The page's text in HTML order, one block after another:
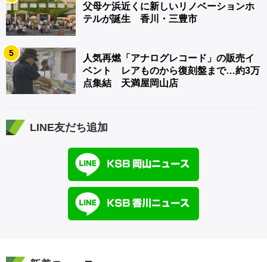
父母ケ浜近くに新しいリノベーションホ
テルが誕生 香川・三豊市
5
人気再燃「アナログレコード」の販売イ
ベント レアものから復刻盤まで…約3万
点集結 天満屋岡山店
LINE友だち追加